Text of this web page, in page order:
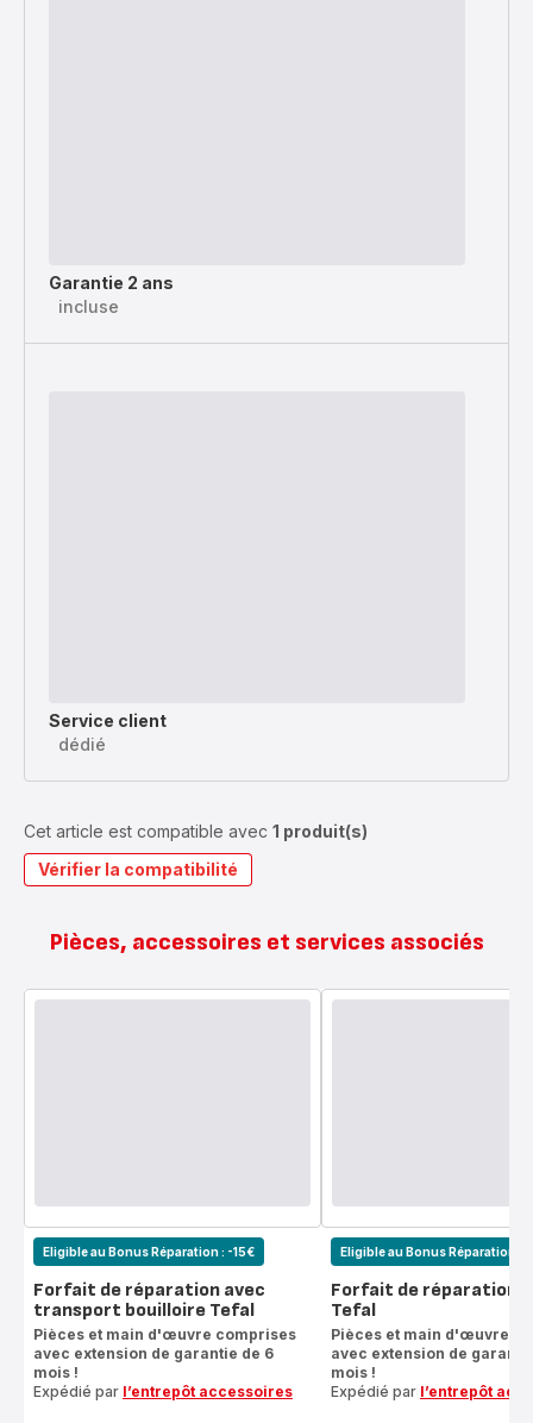
Garantie 2 ans
incluse
Service client
dédié
Cet article est compatible avec 1 produit(s)
Vérifier la compatibilité
Pièces, accessoires et services associés
Eligible au Bonus Réparation : -15€
Forfait de réparation avec
transport bouilloire Tefal
Pièces et main d'œuvre comprises
avec extension de garantie de 6
mois !
Expédié par l’entrepôt accessoires
Eligible au Bonus Réparation : -
Forfait de réparation
Tefal
Pièces et main d'œuvre
avec extension de
mois !
Expédié par l’entrepôt